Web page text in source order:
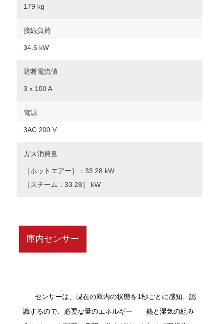
179 kg
接続負荷
34.6 kW
遮断電流値
3 x 100 A
電源
3AC 200 V
ガス消費量
［ホットエアー］：33.28 kW
［スチーム：33.28］ kW
庫内センサー
センサーは、現在の庫内の状態を1秒ごとに感知、認
識するので、必要な量のエネルギー――熱と湿気の組み